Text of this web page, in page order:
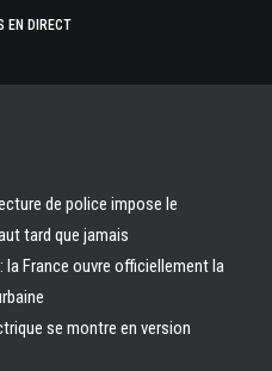
EN DIRECT
de police impose le
tard que jamais
France ouvre officiellement la
se montre en version